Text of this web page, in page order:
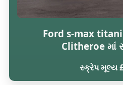
Ford s-max
Clitheroe માં
સ્ક્રેપ મૂલ્ય